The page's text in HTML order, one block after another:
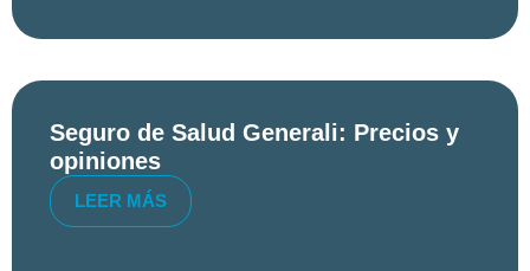
Seguro de Salud Generali: Precios y
opiniones
LEER MÁS